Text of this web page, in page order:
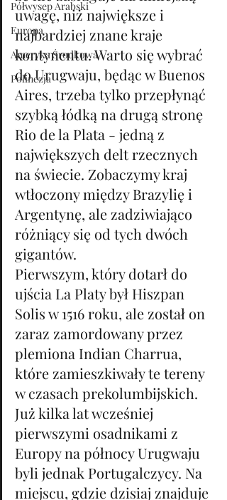
Półwysep Arabski
Europa
Ameryka Środkowa
Polinezja
uwagę, niż największe i
najbardziej znane kraje
kontynentu. Warto się wybrać
do Urugwaju, będąc w Buenos
Aires, trzeba tylko przepłynąć
szybką łódką na drugą stronę
Rio de la Plata - jedną z
największych delt rzecznych
na świecie. Zobaczymy kraj
wtłoczony między Brazylię i
Argentynę, ale zadziwiająco
różniący się od tych dwóch
gigantów.
Pierwszym, który dotarł do
ujścia La Platy był Hiszpan
Solis w 1516 roku, ale został on
zaraz zamordowany przez
plemiona Indian Charrua,
które zamieszkiwały te tereny
w czasach prekolumbijskich.
Już kilka lat wcześniej
pierwszymi osadnikami z
Europy na północy Urugwaju
byli jednak Portugalczycy. Na
miejscu, gdzie dzisiaj znajduje